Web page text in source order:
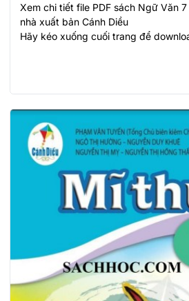
Xem chi tiết file PDF sách Ngữ Văn
nhà xuất bản Cánh Diều
Hãy kéo xuống cuối trang để